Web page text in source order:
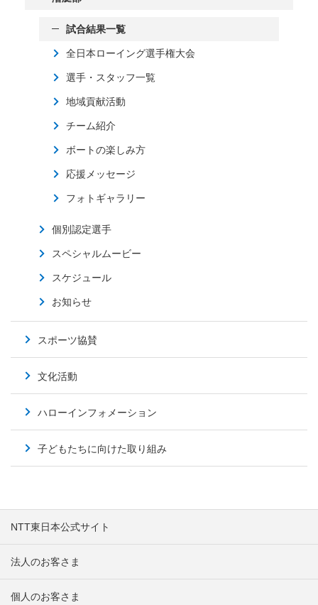
試合結果一覧
全日本ローイング選手権大会
選手・スタッフ一覧
地域貢献活動
チーム紹介
ボートの楽しみ方
応援メッセージ
フォトギャラリー
個別認定選手
スペシャルムービー
スケジュール
お知らせ
スポーツ協賛
文化活動
ハローインフォメーション
子どもたちに向けた取り組み
NTT東日本公式サイト
法人のお客さま
個人のお客さま